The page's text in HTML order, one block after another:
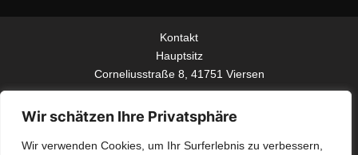
Wir schätzen Ihre Privatsphäre
Wir verwenden Cookies, um Ihr Surferlebnis zu verbessern,
Kontakt
Hauptsitz
Corneliusstraße 8, 41751 Viersen
Telefon
02162 50 39 0 (Zentrale)
Mo.-Do. 8.00 Uhr - 16.30 Uhr